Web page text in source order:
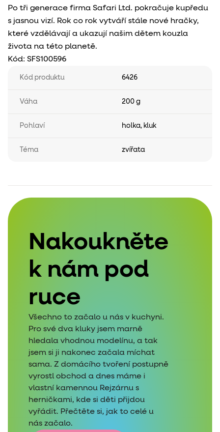
Po tři generace firma Safari Ltd. pokračuje kupředu
s jasnou vizí. Rok co rok vytváří stále nové hračky,
které vzdělávají a ukazují našim dětem kouzla
života na této planetě.
Kód: SFS100596
Kód produktu 6426
Váha 200 g
Pohlaví holka, kluk
Téma zvířata
Nakoukněte
k nám pod
ruce
Všechno to začalo u nás v kuchyni.
Pro své dva kluky jsem marně
hledala vhodnou modelínu, a tak
jsem si ji nakonec začala míchat
sama. Z domácího tvoření postupně
vyrostl obchod a dnes máme i
vlastní kamennou Rejzárnu s
herničkami, kde si děti přijdou
vyřádit. Přečtěte si, jak to celé u
nás začalo.